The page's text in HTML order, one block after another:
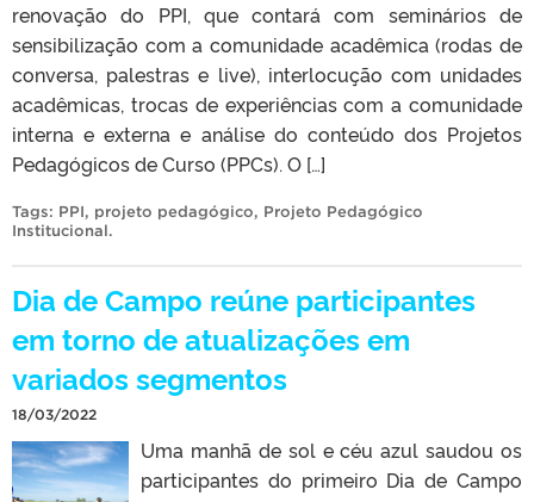
renovação do PPI, que contará com seminários de
sensibilização com a comunidade acadêmica (rodas de
conversa, palestras e live), interlocução com unidades
acadêmicas, trocas de experiências com a comunidade
interna e externa e análise do conteúdo dos Projetos
Pedagógicos de Curso (PPCs). O […]
Tags: PPI, projeto pedagógico, Projeto Pedagógico
Institucional.
Dia de Campo reúne participantes
em torno de atualizações em
variados segmentos
18/03/2022
Uma manhã de sol e céu azul saudou os
participantes do primeiro Dia de Campo